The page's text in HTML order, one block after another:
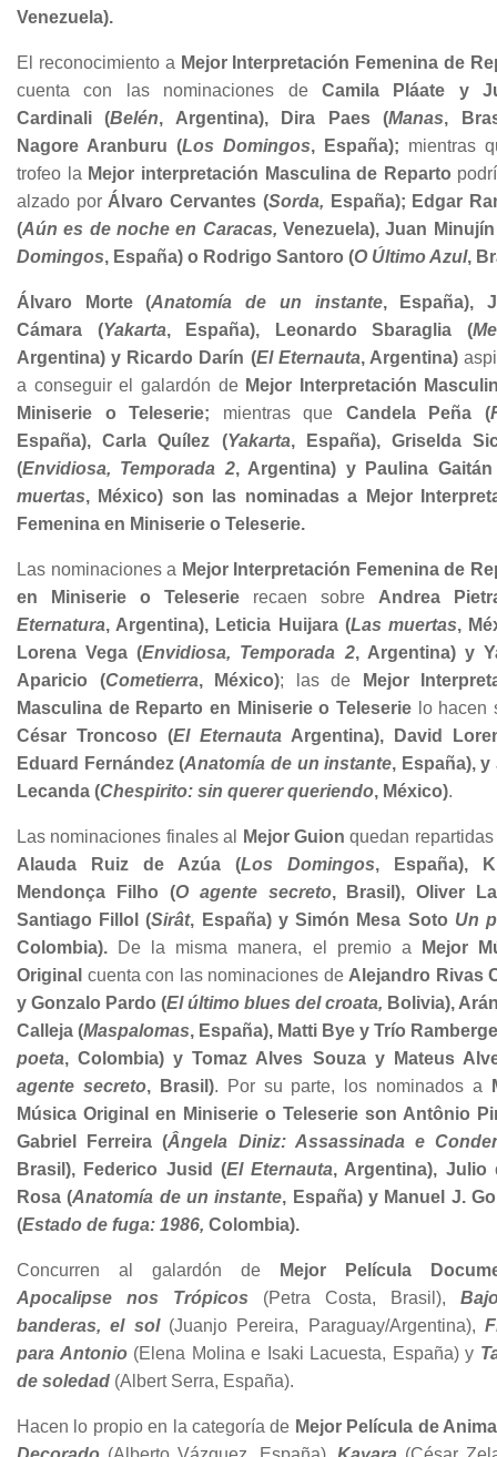
Venezuela).
El reconocimiento a Mejor Interpretación Femenina de
cuenta con las nominaciones de Camila Pláate y
Cardinali (Belén, Argentina), Dira Paes (Manas,
Nagore Aranburu (Los Domingos, España); mientras
trofeo la Mejor interpretación Masculina de Reparto
alzado por Álvaro Cervantes (Sorda, España); Edgar
(Aún es de noche en Caracas, Venezuela), Juan
Domingos, España) o Rodrigo Santoro (O Último Azul,
Álvaro Morte (Anatomía de un instante, España),
Cámara (Yakarta, España), Leonardo Sbaraglia (
Argentina) y Ricardo Darín (El Eternauta, Argentina)
a conseguir el galardón de Mejor Interpretación
Miniserie o Teleserie; mientras que Candela Peña (
España), Carla Quílez (Yakarta, España), Griselda
(Envidiosa, Temporada 2, Argentina) y Paulina
muertas, México) son las nominadas a Mejor
Femenina en Miniserie o Teleserie.
Las nominaciones a Mejor Interpretación Femenina de
en Miniserie o Teleserie recaen sobre Andrea
Eternatura, Argentina), Leticia Huijara (Las muertas,
Lorena Vega (Envidiosa, Temporada 2, Argentina) y
Aparicio (Cometierra, México); las de
Mejor
Masculina de Reparto en Miniserie o Teleserie lo hacen
César Troncoso (El Eternauta Argentina), David
Eduard Fernández (Anatomía de un instante, España), y
Lecanda (Chespirito: sin querer queriendo, México).
Las nominaciones finales al Mejor Guion quedan repartidas
Alauda Ruiz de Azúa (Los Domingos, España),
Mendonça Filho (O agente secreto, Brasil), Oliver
Santiago Fillol (Sirât, España) y Simón Mesa Soto Un
Colombia). De la misma manera, el premio a
Mejor
Original cuenta con las nominaciones de Alejandro Rivas
y Gonzalo Pardo (El último blues del croata, Bolivia),
Calleja (Maspalomas, España), Matti Bye y Trío
poeta, Colombia) y Tomaz Alves Souza y Mateus
agente secreto, Brasil). Por su parte, los nominados a
Música Original en Miniserie o Teleserie son Antônio
Gabriel Ferreira (Ângela Diniz: Assassinada e
Brasil), Federico Jusid (El Eternauta, Argentina), Julio
Rosa (Anatomía de un instante, España) y Manuel J.
(Estado de fuga: 1986, Colombia).
Concurren al galardón de
Mejor Película
Apocalipse nos Trópicos (Petra Costa, Brasil),
banderas, el sol(Juanjo Pereira, Paraguay/Argentina),
para Antonio(Elena Molina e Isaki Lacuesta, España) y
de soledad (Albert Serra, España).
Hacen lo propio en la categoría de Mejor Película de